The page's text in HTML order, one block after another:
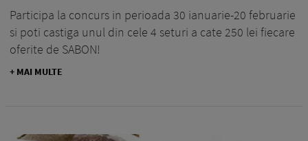
Participa la concurs in perioada 30 ianuarie-20 februarie
si poti castiga unul din cele 4 seturi a cate 250 lei fiecare
oferite de SABON!
+ MAI MULTE